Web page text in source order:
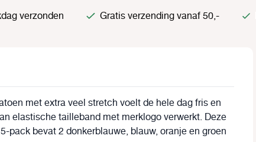
verzonden Gratis verzending vanaf 50,-
met extra veel stretch voelt de hele dag fris en
elastische tailleband met merklogo verwerkt. Deze
pack bevat 2 donkerblauwe, blauw, oranje en groen